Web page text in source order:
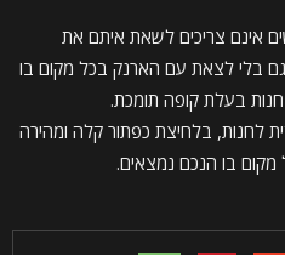
אינם צריכים לשאת איתם את
גם בלי לצאת עם הארנק בכל מקום בו
בעלת קופה תומכת.
לחנות, בלחיצת כפתור קלה ומהירה
מקום בו הנכם נמצאים.